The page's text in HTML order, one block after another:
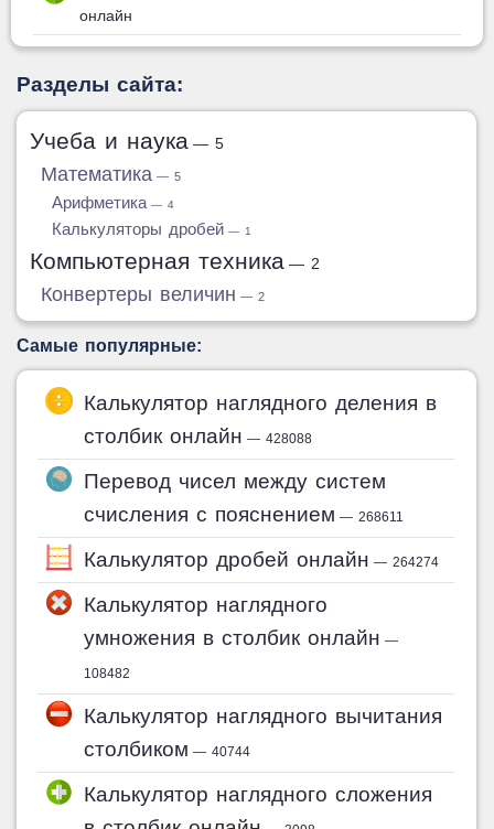
онлайн
Разделы сайта:
Учеба и наука — 5
Математика — 5
Арифметика — 4
Калькуляторы дробей — 1
Компьютерная техника — 2
Конвертеры величин — 2
Самые популярные:
Калькулятор наглядного деления в
столбик онлайн — 428088
Перевод чисел между систем
счисления с пояснением — 268611
Калькулятор дробей онлайн — 264274
Калькулятор наглядного
умножения в столбик онлайн —
108482
Калькулятор наглядного вычитания
столбиком — 40744
Калькулятор наглядного сложения